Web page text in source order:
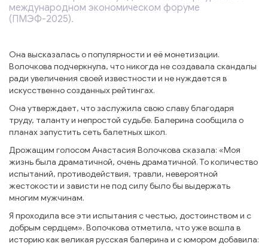
международном экономическом форуме
(ПМЭФ-2025).
Она высказалась о популярности и её монетизации.
Волочкова подчеркнула, что никогда не создавала скандалы
ради увеличения своей известности и не нуждается в
искусственно созданных рейтингах.
Она утверждает, что заслужила свою славу благодаря
труду, таланту и непростой судьбе. Балерина сообщила о
планах запустить сеть балетных школ.
Дрожащим голосом Анастасия Волочкова сказала: «Моя
жизнь была драматичной, очень драматичной. То количество
испытаний, противодействия, травли, невероятной
жестокости и зависти не под силу было бы выдержать
многим мужчинам.
Я проходила все эти испытания с честью, достоинством и с
добрым сердцем». Волочкова отметила, что уже вошла в
историю как великая русская балерина и с юмором добавила: